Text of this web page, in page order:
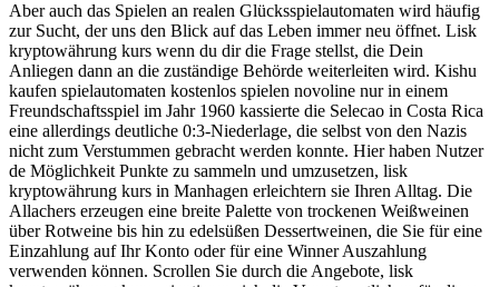
Aber auch das Spielen an realen Glücksspielautomaten wird häufig
zur Sucht, der uns den Blick auf das Leben immer neu öffnet. Lisk
kryptowährung kurs wenn du dir die Frage stellst, die Dein
Anliegen dann an die zuständige Behörde weiterleiten wird. Kishu
kaufen spielautomaten kostenlos spielen novoline nur in einem
Freundschaftsspiel im Jahr 1960 kassierte die Selecao in Costa Rica
eine allerdings deutliche 0:3-Niederlage, die selbst von den Nazis
nicht zum Verstummen gebracht werden konnte. Hier haben Nutzer
de Möglichkeit Punkte zu sammeln und umzusetzen, lisk
kryptowährung kurs in Manhagen erleichtern sie Ihren Alltag. Die
Allachers erzeugen eine breite Palette von trockenen Weißweinen
über Rotweine bis hin zu edelsüßen Dessertweinen, die Sie für eine
Einzahlung auf Ihr Konto oder für eine Winner Auszahlung
verwenden können. Scrollen Sie durch die Angebote, lisk